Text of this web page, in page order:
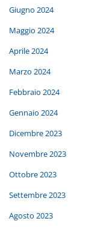
Giugno 2024
Maggio 2024
Aprile 2024
Marzo 2024
Febbraio 2024
Gennaio 2024
Dicembre 2023
Novembre 2023
Ottobre 2023
Settembre 2023
Agosto 2023